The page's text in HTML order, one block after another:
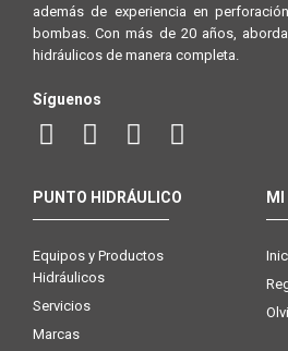
además de experiencia en
bombas. Con más de 20 años,
hidráulicos de manera completa.
Síguenos
PUNTO HIDRÁULICO
Equipos y Productos
Hidráulicos
Servicios
Marcas